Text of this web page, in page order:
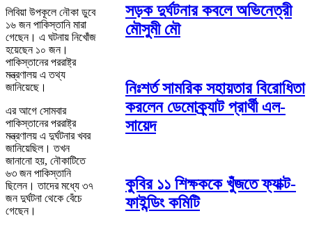
লিবিয়া উপকূলে নৌকা ডুবে
১৬ জন পাকিস্তানি মারা
গেছেন। এ ঘটনায় নিখোঁজ
হয়েছেন ১০ জন।
পাকিস্তানের পররাষ্ট্র
মন্ত্রণালয় এ তথ্য
জানিয়েছে।
এর আগে সোমবার
পাকিস্তানের পররাষ্ট্র
মন্ত্রণালয় এ দুর্ঘটনার খবর
জানিয়েছিল। তখন
জানানো হয়, নৌকাটিতে
৬৩ জন পাকিস্তানি
ছিলেন। তাদের মধ্যে ৩৭
জন দুর্ঘটনা থেকে বেঁচে
গেছেন।
সড়ক দুর্ঘটনার কবলে অভিনেত্রী
মৌসুমী মৌ
নিঃশর্ত সামরিক সহায়তার বিরোধিতা
করলেন ডেমোক্র্যাট প্রার্থী এল-
সায়েদ
কুবির ১১ শিক্ষককে খুঁজতে ফ্যাক্ট-
ফাইন্ডিং কমিটি